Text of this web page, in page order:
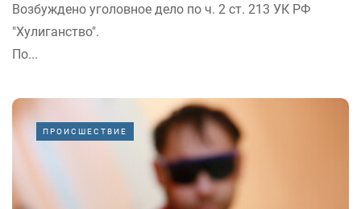
Возбуждено уголовное дело по ч. 2 ст. 213 УК РФ
"Хулиганство".
По...
ПРОИСШЕСТВИЕ